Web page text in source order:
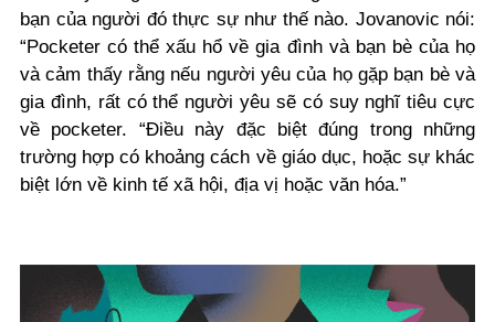
bạn của người đó thực sự như thế nào. Jovanovic nói:
“Pocketer có thể xấu hổ về gia đình và bạn bè của họ
và cảm thấy rằng nếu người yêu của họ gặp bạn bè và
gia đình, rất có thể người yêu sẽ có suy nghĩ tiêu cực
về pocketer. “Điều này đặc biệt đúng trong những
trường hợp có khoảng cách về giáo dục, hoặc sự khác
biệt lớn về kinh tế xã hội, địa vị hoặc văn hóa.”